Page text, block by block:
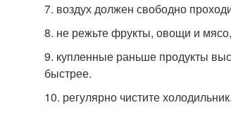
7. воздух должен свободно
8. не режьте фрукты, овощи и
9. купленные раньше продукты
быстрее.
10. регулярно чистите